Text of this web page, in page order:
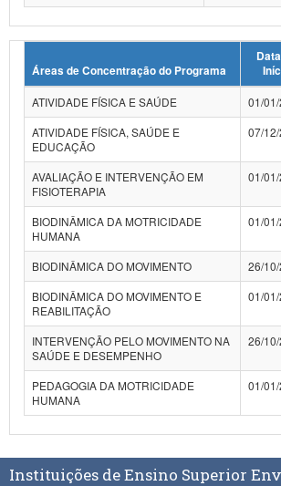
Áreas de Concentração do Programa
ATIVIDADE FÍSICA E SAÚDE
01/
ATIVIDADE FÍSICA, SAÚDE E
EDUCAÇÃO
07/
AVALIAÇÃO E INTERVENÇÃO EM
FISIOTERAPIA
01/
BIODINÂMICA DA MOTRICIDADE
HUMANA
01/
BIODINÂMICA DO MOVIMENTO 26/
BIODINÂMICA DO MOVIMENTO E
REABILITAÇÃO
01/01/
INTERVENÇÃO PELO MOVIMENTO NA
SAÚDE E DESEMPENHO
26/
PEDAGOGIA DA MOTRICIDADE
HUMANA
01/
Instituições de Ensino Superior